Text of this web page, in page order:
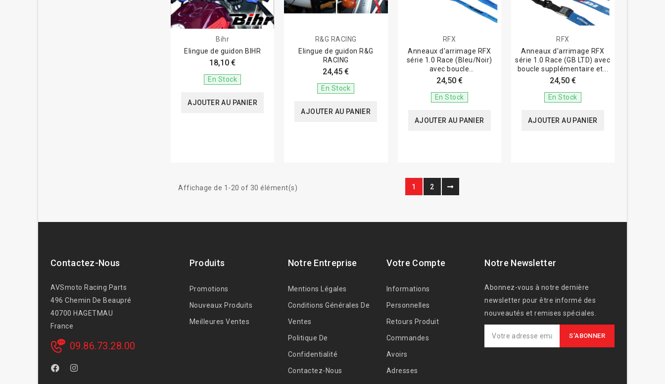
Bihr
Elingue de guidon BIHR
18,10 €
En Stock
AJOUTER AU PANIER
R&G RACING
Elingue de guidon R&G
RACING
24,45 €
En Stock
AJOUTER AU PANIER
RFX
Anneaux d'arrimage RFX
série 1.0 Race (Bleu/Noir)
avec boucle
supplémentaire...
24,50 €
En Stock
AJOUTER AU PANIER
RFX
Anneaux d'arrimage RFX
série 1.0 Race (GB LTD) avec
boucle supplémentaire et...
24,50 €
En Stock
AJOUTER AU PANIER
Affichage de 1-20 of 30 élément(s) 1 2
Contactez-Nous
AVSmoto Racing Parts
496 Chemin De Beaupré
40700 HAGETMAU
France
09.86.73.28.00
Produits
Promotions
Nouveaux Produits
Meilleures Ventes
Notre Entreprise
Mentions Légales
Conditions Générales De
Ventes
Politique De
Confidentialité
Contactez-Nous
Votre Compte
Informations
Personnelles
Retours Produit
Commandes
Avoirs
Adresses
Notre Newsletter
Abonnez-vous à notre dernière
newsletter pour être informé des
nouveautés et remises spéciales.